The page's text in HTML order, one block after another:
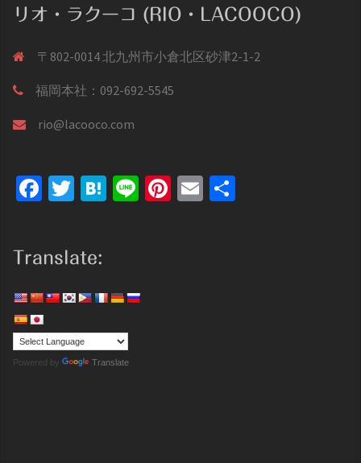
リオ・ラクーコ (RIO・LACOOCO)
〒802-0014 北九州市小倉北区砂津2-1-2
福岡本社：092-692-5545
rio@lacooco.com
Facebook
Twitter
Hatena
LinePinterest
Email
Translate:
Powered by Translate